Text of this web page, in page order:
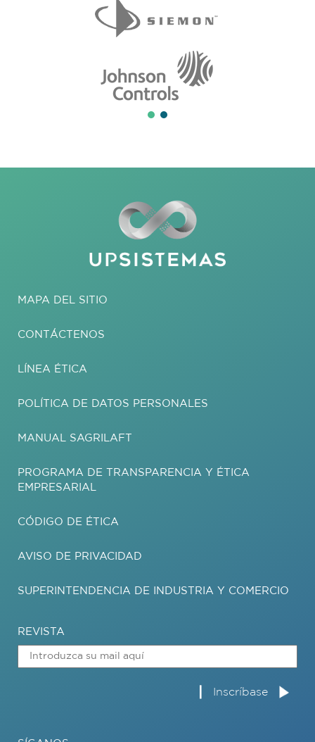
MAPA DEL SITIO
CONTÁCTENOS
LÍNEA ÉTICA
POLÍTICA DE DATOS PERSONALES
MANUAL SAGRILAFT
PROGRAMA DE TRANSPARENCIA Y ÉTICA
EMPRESARIAL
CÓDIGO DE ÉTICA
AVISO DE PRIVACIDAD
SUPERINTENDENCIA DE INDUSTRIA Y COMERCIO
REVISTA